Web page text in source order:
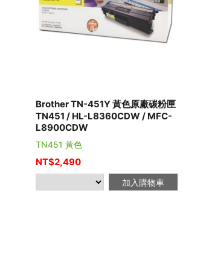
Brother TN-451Y 黃色原廠碳粉匣
TN451 / HL-L8360CDW / MFC-
L8900CDW
TN451 黃色
NT$2,490
加入購物車